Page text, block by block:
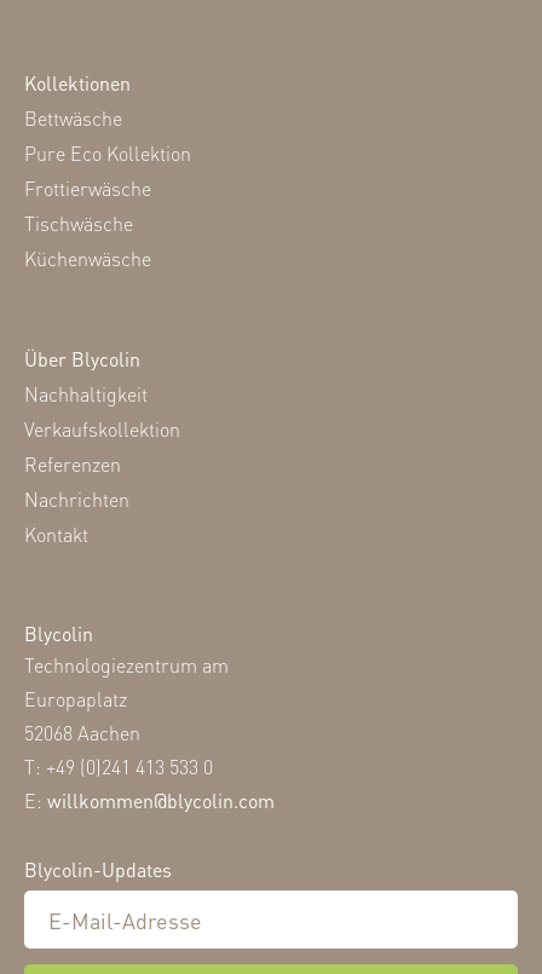
Kollektionen
Bettwäsche
Pure Eco Kollektion
Frottierwäsche
Tischwäsche
Küchenwäsche
Über Blycolin
Nachhaltigkeit
Verkaufskollektion
Referenzen
Nachrichten
Kontakt
Blycolin
Technologiezentrum am
Europaplatz
52068 Aachen
T: +49 (0)241 413 533 0
E: willkommen@blycolin.com
Blycolin-Updates